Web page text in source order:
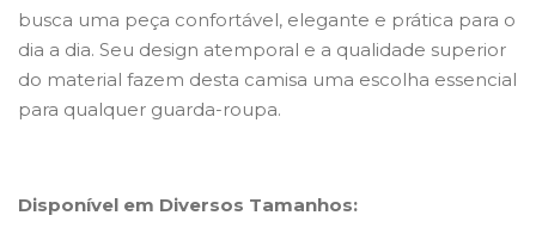
busca uma peça confortável, elegante e prática para o
dia a dia. Seu design atemporal e a qualidade superior
do material fazem desta camisa uma escolha essencial
para qualquer guarda-roupa.
Disponível em Diversos Tamanhos: